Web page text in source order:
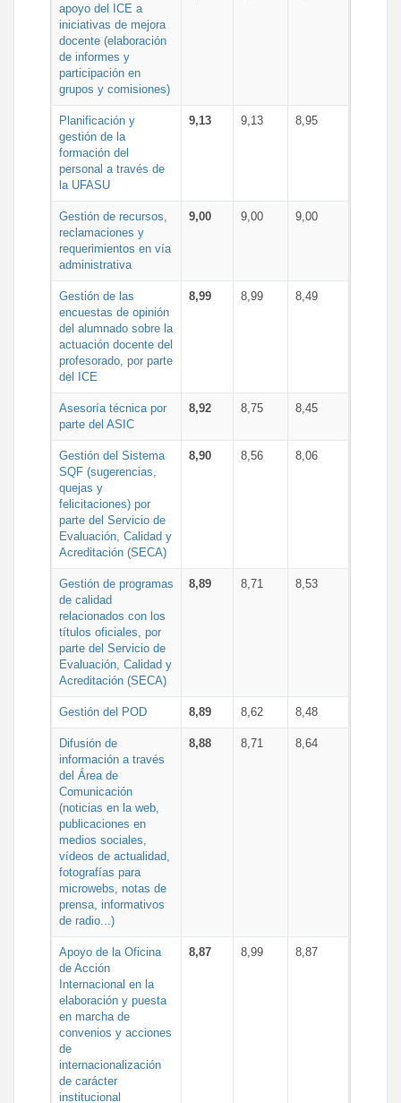
apoyo del ICE a
iniciativas de mejora
docente (elaboración
de informes y
participación en
grupos y comisiones)
Planificación y
gestión de la
formación del
personal a través de
la UFASU
9,13 9,13 8,95
Gestión de recursos,
reclamaciones y
requerimientos en vía
administrativa
9,00 9,00 9,00
Gestión de las
encuestas de opinión
del alumnado sobre la
actuación docente del
profesorado, por parte
del ICE
8,99 8,99 8,49
Asesoría técnica por
parte del ASIC
8,92 8,75 8,45
Gestión del Sistema
SQF (sugerencias,
quejas y
felicitaciones) por
parte del Servicio de
Evaluación, Calidad y
Acreditación (SECA)
8,90 8,56 8,06
Gestión de programas
de calidad
relacionados con los
títulos oficiales, por
parte del Servicio de
Evaluación, Calidad y
Acreditación (SECA)
8,89 8,71 8,53
Gestión del POD 8,89 8,62 8,48
Difusión de
información a través
del Área de
Comunicación
(noticias en la web,
publicaciones en
medios sociales,
vídeos de actualidad,
fotografías para
microwebs, notas de
prensa, informativos
de radio...)
8,88 8,71 8,64
Apoyo de la Oficina
de Acción
Internacional en la
elaboración y puesta
en marcha de
convenios y acciones
de
internacionalización
de carácter
institucional
8,87 8,99 8,87